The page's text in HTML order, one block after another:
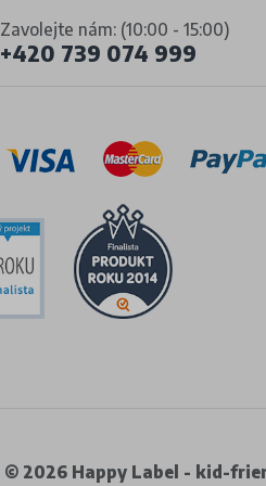
Zavolejte nám: (10:00 - 15:00)
+420 739 074 999
© 2026 Happy Label - kid-